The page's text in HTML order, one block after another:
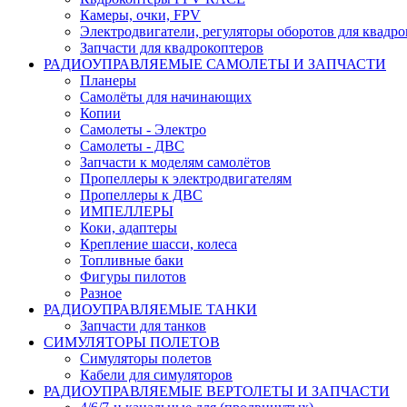
Камеры, очки, FPV
Электродвигатели, регуляторы оборотов для
Запчасти для квадрокоптеров
РАДИОУПРАВЛЯЕМЫЕ САМОЛЕТЫ И ЗАПЧАСТИ
Планеры
Самолёты для начинающих
Копии
Самолеты - Электро
Самолеты - ДВС
Запчасти к моделям самолётов
Пропеллеры к электродвигателям
Пропеллеры к ДВС
ИМПЕЛЛЕРЫ
Коки, адаптеры
Крепление шасси, колеса
Топливные баки
Фигуры пилотов
Разное
РАДИОУПРАВЛЯЕМЫЕ ТАНКИ
Запчасти для танков
СИМУЛЯТОРЫ ПОЛЕТОВ
Симуляторы полетов
Кабели для симуляторов
РАДИОУПРАВЛЯЕМЫЕ ВЕРТОЛЕТЫ И ЗАПЧАСТИ